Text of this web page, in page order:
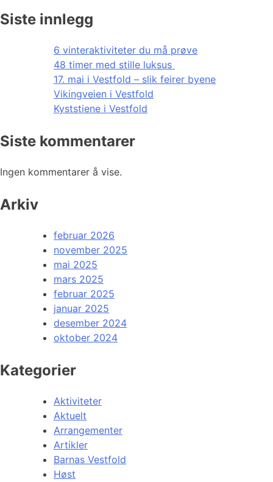
Siste innlegg
6 vinteraktiviteter du må prøve
48 timer med stille luksus
17. mai i Vestfold – slik feirer byene
Vikingveien i Vestfold
Kyststiene i Vestfold
Siste kommentarer
Ingen kommentarer å vise.
Arkiv
februar 2026
november 2025
mai 2025
mars 2025
februar 2025
januar 2025
desember 2024
oktober 2024
Kategorier
Aktiviteter
Aktuelt
Arrangementer
Artikler
Barnas Vestfold
Høst